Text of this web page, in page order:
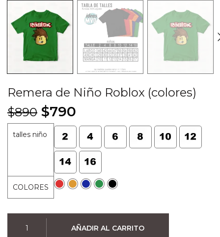
Remera de Niño Roblox (colores)
$890 El
precio
original
era:
$890.
$790
precio
actual
es:
$790.
talles niño
COLORES
AÑADIR AL CARRITO